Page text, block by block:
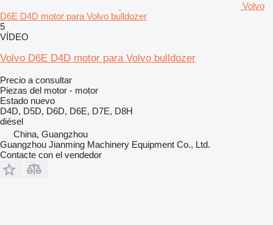
Volvo
D6E D4D motor para Volvo bulldozer
5
VÍDEO
Volvo D6E D4D motor para Volvo bulldozer
Precio a consultar
Piezas del motor - motor
Estado nuevo
D4D, D5D, D6D, D6E, D7E, D8H
diésel
China, Guangzhou
Guangzhou Jianming Machinery Equipment Co., Ltd.
Contacte con el vendedor